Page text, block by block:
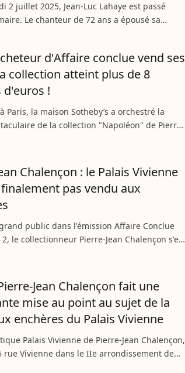
2 juillet 2025, Jean-Luc Lahaye est passé
Le chanteur de 72 ans a épousé sa
à la mairie du 18e arrondissement de Paris.
d'Affaire conclue vend ses
collection atteint plus de 8
!
Paris, la maison Sotheby’s a orchestré la
de la collection "Napoléon" de Pierre-
surendetté. Estimée à 6 millions d’euros,
Chalençon : le Palais Vivienne
pas vendu aux
public dans l'émission Affaire Conclue
le collectionneur Pierre-Jean Chalençon s'est
au point de devoir mettre le Palais
Jean Chalençon fait une
mise au point au sujet de la
enchères du Palais Vivienne
Palais Vivienne de Pierre-Jean Chalençon,
rue Vivienne dans le IIe arrondissement de
été mis aux enchères. Les fonds